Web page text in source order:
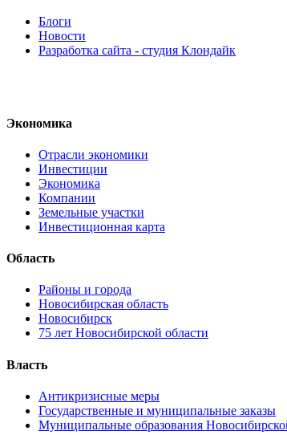
Блоги
Новости
Разработка сайта - студия Клондайк
Экономика
Отрасли экономики
Инвестиции
Экономика
Компании
Земельные участки
Инвестиционная карта
Область
Районы и города
Новосибирская область
Новосибирск
75 лет Новосибирской области
Власть
Антикризисные меры
Государственные и муниципальные заказы
Муниципальные образования